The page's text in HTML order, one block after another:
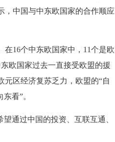
，中国与中东欧国家的合作顺应
16个中东欧国家中，11个是欧
欧国家过去一直接受欧盟的援
元区经济复苏乏力，欧盟的“自
看”。
通过中国的投资、互联互通、